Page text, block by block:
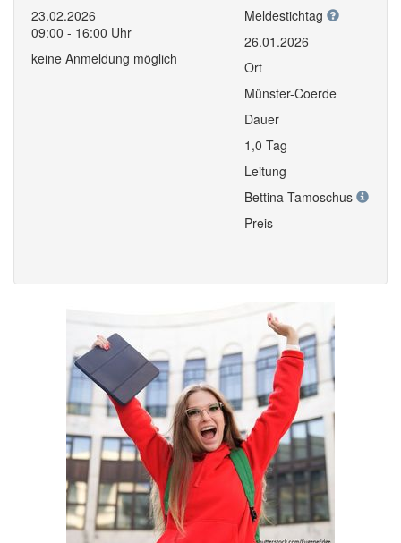
23.02.2026
09:00 - 16:00 Uhr
keine Anmeldung möglich
Meldestichtag
26.01.2026
Ort
Münster-Coerde
Dauer
1,0 Tag
Leitung
Bettina Tamoschus
Preis